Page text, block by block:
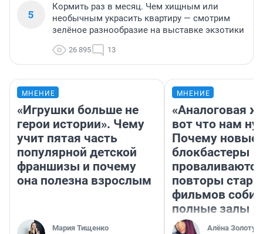
5
Кормить раз в месяц. Чем хищным или
необычным украсить квартиру — смотрим
зелёное разнообразие на выставке экзотики
26 895 13
МНЕНИЕ
«Игрушки больше не
герои истории». Чему
учит пятая часть
популярной детской
франшизы и почему
она полезна взрослым
Мария Тищенко
МНЕНИЕ
«Аналоговая
вот что нам
Почему новые
блокбастеры
повторы
фильмов
полные залы
Алёна